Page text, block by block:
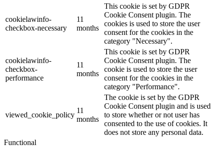
cookielawinfo-
checkbox-necessary
11
months
This cookie is set by GDPR
Cookie Consent plugin. The
cookies is used to store the user
consent for the cookies in the
category "Necessary".
cookielawinfo-
checkbox-
performance
11
months
This cookie is set by GDPR
Cookie Consent plugin. The
cookie is used to store the user
consent for the cookies in the
category "Performance".
viewed_cookie_policy
11
months
The cookie is set by the GDPR
Cookie Consent plugin and is used
to store whether or not user has
consented to the use of cookies. It
does not store any personal data.
Functional